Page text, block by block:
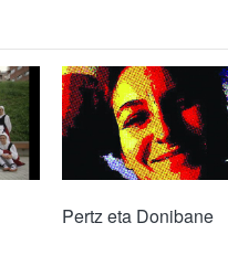
Pertz eta Donibane